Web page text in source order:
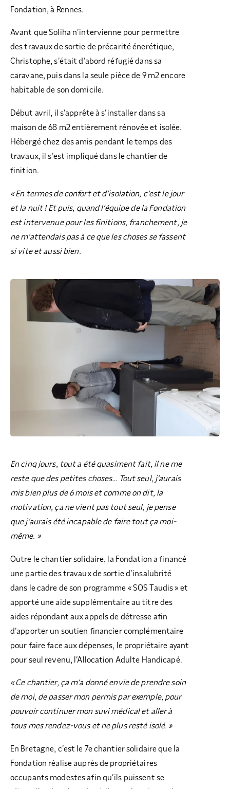
Fondation, à Rennes.
Avant que Soliha n’intervienne pour permettre
des travaux de sortie de précarité énerétique,
Christophe, s’était d’abord réfugié dans sa
caravane, puis dans la seule pièce de 9 m2 encore
habitable de son domicile.
Début avril, il s’apprête à s’installer dans sa
maison de 68 m2 entièrement rénovée et isolée.
Hébergé chez des amis pendant le temps des
travaux, il s’est impliqué dans le chantier de
finition.
« En termes de confort et d’isolation, c’est le jour
et la nuit ! Et puis, quand l’équipe de la Fondation
est intervenue pour les finitions, franchement, je
ne m’attendais pas à ce que les choses se fassent
si vite et aussi bien.
En cinq jours, tout a été quasiment fait, il ne me
reste que des petites choses… Tout seul, j’aurais
mis bien plus de 6 mois et comme on dit, la
motivation, ça ne vient pas tout seul, je pense
que j’aurais été incapable de faire tout ça moi-
même. »
Outre le chantier solidaire, la Fondation a financé
une partie des travaux de sortie d’insalubrité
dans le cadre de son programme « SOS Taudis » et
apporté une aide supplémentaire au titre des
aides répondant aux appels de détresse afin
d’apporter un soutien financier complémentaire
pour faire face aux dépenses, le propriétaire ayant
pour seul revenu, l’Allocation Adulte Handicapé.
« Ce chantier, ça m’a donné envie de prendre soin
de moi, de passer mon permis par exemple, pour
pouvoir continuer mon suvi médical et aller à
tous mes rendez-vous et ne plus resté isolé. »
En Bretagne, c’est le 7e chantier solidaire que la
Fondation réalise auprès de propriétaires
occupants modestes afin qu’ils puissent se